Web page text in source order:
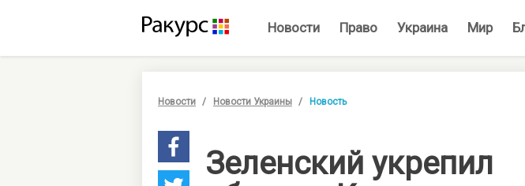
Новости Право Украина Мир
Новости Новости Украины Новость
Зеленский укрепил